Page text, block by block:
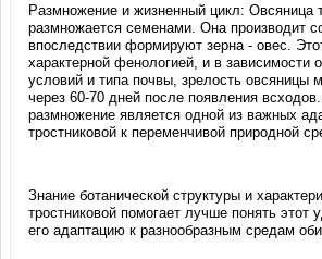
Размножение и жизненный цикл: Овсяница
размножается семенами. Она производит
впоследствии формируют зерна - овес.
характерной фенологией, и в зависимости
условий и типа почвы, зрелость овсяницы
через 60-70 дней после появления
размножение является одной из важных
тростниковой к переменчивой природной
Знание ботанической структуры и
тростниковой помогает лучше понять этот
его адаптацию к разнообразным средам